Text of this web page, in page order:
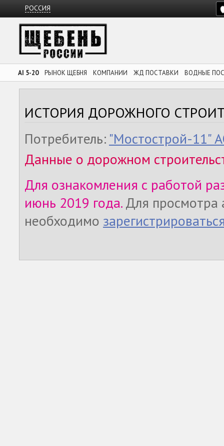
РОССИЯ
AI 5-20 РЫНОК ЩЕБНЯ КОМПАНИИ ЖД ПОСТАВКИ ВОДНЫЕ
ИСТОРИЯ ДОРОЖНОГО
Потребитель: "Мостострой-11"
Данные о дорожном
Для ознакомления с работой
июнь 2019 года.Для просмотра
необходимо